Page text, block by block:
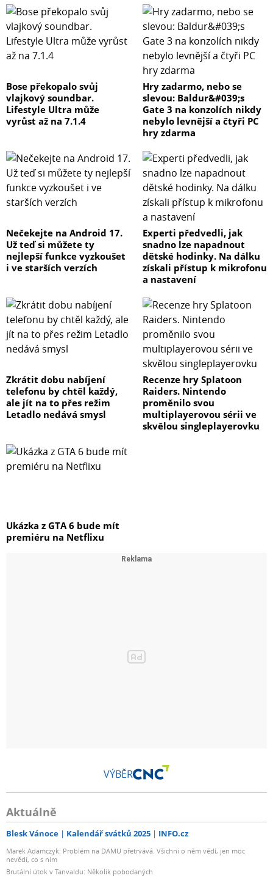
Bose překopalo svůj
vlajkový soundbar.
Lifestyle Ultra může
vyrůst až na 7.1.4
Hry zadarmo, nebo se
slevou: Baldur&#039;s
Gate 3 na konzolích nikdy
nebylo levnější a čtyři PC
hry zdarma
Nečekejte na Android 17.
Už teď si můžete ty
nejlepší funkce vyzkoušet
i ve starších verzích
Experti předvedli, jak
snadno lze napadnout
dětské hodinky. Na dálku
získali přístup k mikrofonu
a nastavení
Zkrátit dobu nabíjení
telefonu by chtěl každý,
ale jít na to přes režim
Letadlo nedává smysl
Recenze hry Splatoon
Raiders. Nintendo
proměnilo svou
multiplayerovou sérii ve
skvělou singleplayerovku
Ukázka z GTA 6 bude mít
premiéru na Netflixu
VÝBĚR
Aktuálně
Blesk Vánoce Kalendář svátků 2025 INFO.cz
Marek Adamczyk: Problém na DAMU přetrvává. Všichni o něm vědí, jen moc
nevědí, co s ním
Brutální útok v Tanvaldu: Několik pobodaných